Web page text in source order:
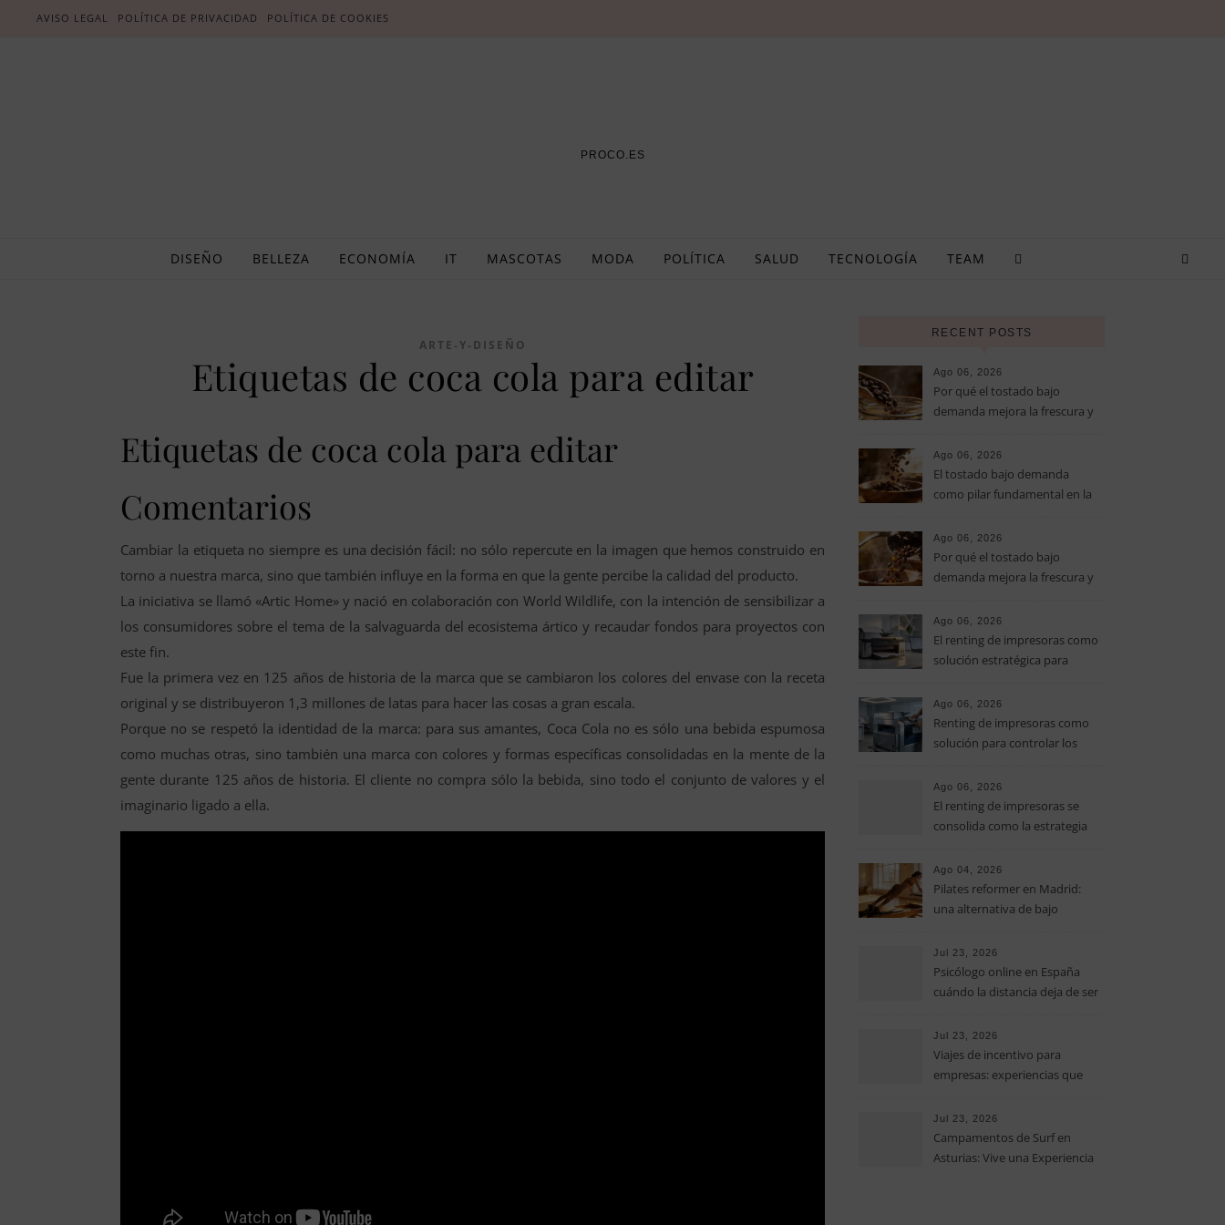
AVISO LEGAL POLÍTICA DE PRIVACIDAD POLÍTICA DE COOKIES
PROCO.ES
DISEÑO BELLEZA ECONOMÍA IT MASCOTAS MODA POLÍTICA SALUD TECNOLOGÍA TEAM
ARTE-Y-DISEÑO
Etiquetas de coca cola para editar
Etiquetas de coca cola para editar
Comentarios
Cambiar la etiqueta no siempre es una decisión fácil: no sólo repercute en la imagen que hemos construido en
torno a nuestra marca, sino que también influye en la forma en que la gente percibe la calidad del producto.
La iniciativa se llamó «Artic Home» y nació en colaboración con World Wildlife, con la intención de sensibilizar a
los consumidores sobre el tema de la salvaguarda del ecosistema ártico y recaudar fondos para proyectos con
este fin.
Fue la primera vez en 125 años de historia de la marca que se cambiaron los colores del envase con la receta
original y se distribuyeron 1,3 millones de latas para hacer las cosas a gran escala.
Porque no se respetó la identidad de la marca: para sus amantes, Coca Cola no es sólo una bebida espumosa
como muchas otras, sino también una marca con colores y formas específicas consolidadas en la mente de la
gente durante 125 años de historia. El cliente no compra sólo la bebida, sino todo el conjunto de valores y el
imaginario ligado a ella.
RECENT POSTS
Ago 06, 2026
Por qué el tostado bajo
demanda mejora la frescura y
especialidad
Ago 06, 2026
El tostado bajo demanda
como pilar fundamental en la
Ago 06, 2026
Por qué el tostado bajo
demanda mejora la frescura y
especialidad
Ago 06, 2026
El renting de impresoras como
solución estratégica para
pymes
Ago 06, 2026
Renting de impresoras como
solución para controlar los
pymes
Ago 06, 2026
El renting de impresoras se
consolida como la estrategia
operativos en las pequeñas y
medianas empresas
Ago 04, 2026
Pilates reformer en Madrid:
una alternativa de bajo
fuerza y movilidad
Jul 23, 2026
Psicólogo online en España
cuándo la distancia deja de ser
terapia
Jul 23, 2026
Viajes de incentivo para
empresas: experiencias que
la oficina
Jul 23, 2026
Campamentos de Surf en
Asturias: Vive una Experiencia